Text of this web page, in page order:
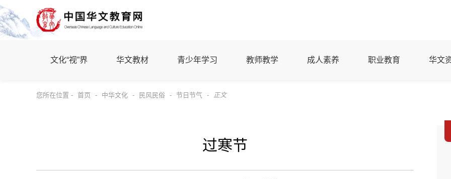
文化“视”界 华文教材 青少年学习 教师教学 成人素养 职业教育 华文
您所在位置 - 首页 - 中华文化 - 民风民俗 - 节日节气 - 正文
过寒节